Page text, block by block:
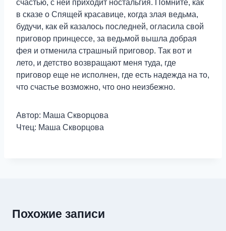
счастью, с ней приходит ностальгия. Помните, как
в сказе о Спящей красавице, когда злая ведьма,
будучи, как ей казалось последней, огласила свой
приговор принцессе, за ведьмой вышла добрая
фея и отменила страшный приговор. Так вот и
лето, и детство возвращают меня туда, где
приговор еще не исполнен, где есть надежда на то,
что счастье возможно, что оно неизбежно.
Автор: Маша Скворцова
Чтец: Маша Скворцова
Похожие записи